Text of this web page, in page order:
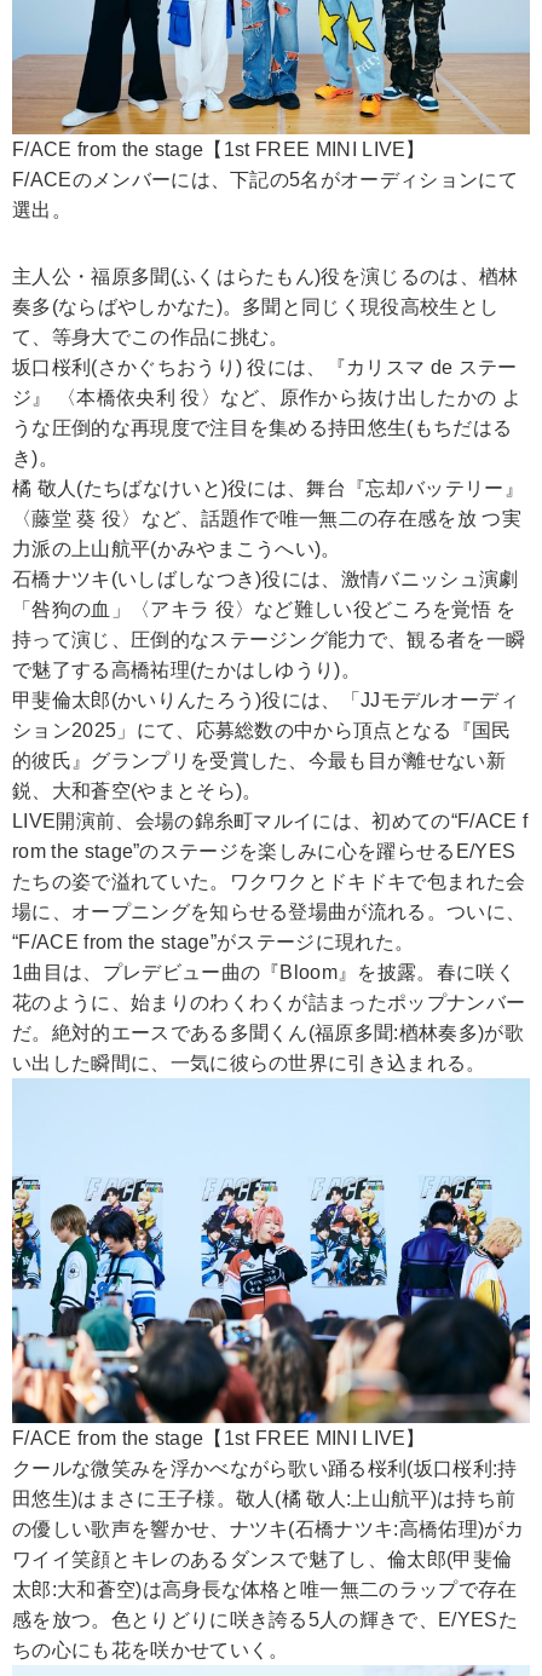
F/ACE from the stage【1st FREE MINI LIVE】
F/ACEのメンバーには、下記の5名がオーディションにて
選出。
主人公・福原多聞(ふくはらたもん)役を演じるのは、楢林
奏多(ならばやしかなた)。多聞と同じく現役高校生とし
て、等身大でこの作品に挑む。
坂口桜利(さかぐちおうり) 役には、『カリスマ de ステー
ジ』 〈本橋依央利 役〉など、原作から抜け出したかの よ
うな圧倒的な再現度で注目を集める持田悠生(もちだはる
き)。
橘 敬人(たちばなけいと)役には、舞台『忘却バッテリー』
〈藤堂 葵 役〉など、話題作で唯一無二の存在感を放 つ実
力派の上山航平(かみやまこうへい)。
石橋ナツキ(いしばしなつき)役には、激情バニッシュ演劇
「咎狗の血」〈アキラ 役〉など難しい役どころを覚悟 を
持って演じ、圧倒的なステージング能力で、観る者を一瞬
で魅了する高橋祐理(たかはしゆうり)。
甲斐倫太郎(かいりんたろう)役には、「JJモデルオーディ
ション2025」にて、応募総数の中から頂点となる『国民
的彼氏』グランプリを受賞した、今最も目が離せない新
鋭、大和蒼空(やまとそら)。
LIVE開演前、会場の錦糸町マルイには、初めての“F/ACE f
rom the stage”のステージを楽しみに心を躍らせるE/YES
たちの姿で溢れていた。ワクワクとドキドキで包まれた会
場に、オープニングを知らせる登場曲が流れる。ついに、
“F/ACE from the stage”がステージに現れた。
1曲目は、プレデビュー曲の『Bloom』を披露。春に咲く
花のように、始まりのわくわくが詰まったポップナンバー
だ。絶対的エースである多聞くん(福原多聞:楢林奏多)が歌
い出した瞬間に、一気に彼らの世界に引き込まれる。
F/ACE from the stage【1st FREE MINI LIVE】
クールな微笑みを浮かべながら歌い踊る桜利(坂口桜利:持
田悠生)はまさに王子様。敬人(橘 敬人:上山航平)は持ち前
の優しい歌声を響かせ、ナツキ(石橋ナツキ:高橋佑理)がカ
ワイイ笑顔とキレのあるダンスで魅了し、倫太郎(甲斐倫
太郎:大和蒼空)は高身長な体格と唯一無二のラップで存在
感を放つ。色とりどりに咲き誇る5人の輝きで、E/YESた
ちの心にも花を咲かせていく。